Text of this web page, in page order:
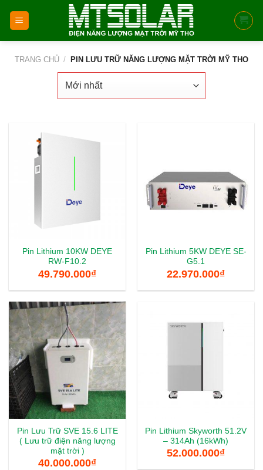
TRANG CHỦ / PIN LƯU TRỮ NĂNG LƯỢNG MẶT TRỜI MỸ THO
Pin Lithium 10KW DEYE
RW-F10.2
49.790.000₫
Pin Lithium 5KW DEYE SE-
G5.1
22.970.000₫
Pin Lưu Trữ SVE 15.6 LITE
( Lưu trữ điện năng lượng
mặt trời )
40.000.000₫
Pin Lithium Skyworth 51.2V
– 314Ah (16kWh)
52.000.000₫